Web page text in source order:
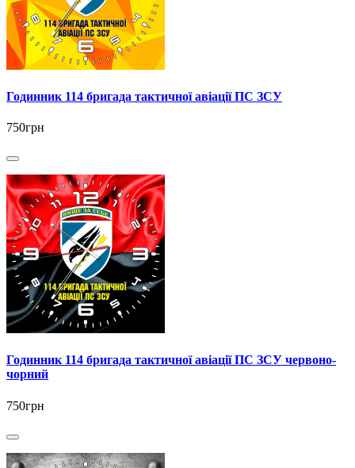
Годинник 114 бригада тактичної авіації ПС ЗСУ
750грн
Годинник 114 бригада тактичної авіації ПС ЗСУ червоно-
чорний
750грн